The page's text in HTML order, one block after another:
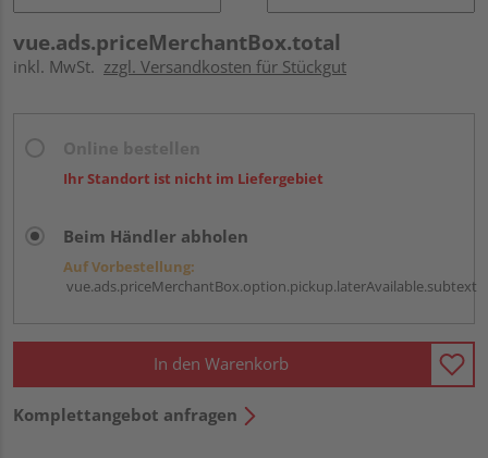
vue.ads.priceMerchantBox.total
inkl. MwSt. zzgl. Versandkosten für Stückgut
Ihr Standort ist nicht im Liefergebiet
Beim Händler abholen
Auf Vorbestellung:
vue.ads.priceMerchantBox.option.pickup.laterAvailable.subtext
In den Warenkorb
Komplettangebot anfragen